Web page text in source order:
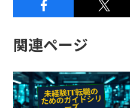
関連ページ